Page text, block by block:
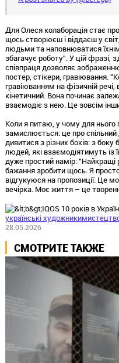
Для Олеся колаборація стає
щось створюєш і віддаєш у
людьми та наповнюватися
збагачує роботу". У цій фразі,
співпраця дозволяє
постер, стікери, гравіювання.
гравіюванням на фізичній
кінетичний. Вона починає
взаємодіє з нею. Це зовсім
Коли я питаю, у чому для нього
замислюється: це про
дивитися з різних боків: з
людей, які взаємодіятимуть із
дуже простий намір: "Найкращі
бажання зробити щось. Я
відгукуюся на пропозиції. Це
вечірка. Моє життя – це
українські художники
28.05.2026
СМОТРИТЕ ТАКЖЕ